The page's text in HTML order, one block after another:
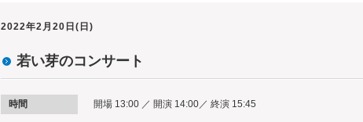
2022年2月20日(日)
若い芽のコンサート
時間 開場 13:00 ／ 開演 14:00／ 終演 15:45